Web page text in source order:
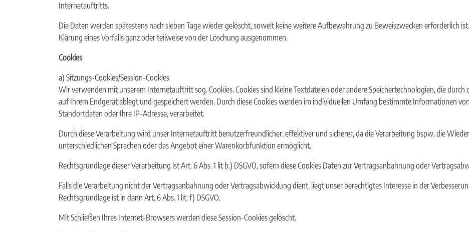
Internetauftritts.
Die Daten werden spätestens nach sieben Tage wieder gelöscht, soweit keine weitere Aufbewahrung zu Beweiszwecken erforderlich
Klärung eines Vorfalls ganz oder teilweise von der Löschung ausgenommen.
Cookies
a) Sitzungs-Cookies/Session-Cookies
Wir verwenden mit unserem Internetauftritt sog. Cookies. Cookies sind kleine Textdateien oder andere Speichertechnologien, die
auf Ihrem Endgerät ablegt und gespeichert werden. Durch diese Cookies werden im individuellen Umfang bestimmte Informationen
Standortdaten oder Ihre IP-Adresse, verarbeitet.
Durch diese Verarbeitung wird unser Internetauftritt benutzerfreundlicher, effektiver und sicherer, da die Verarbeitung bspw. die
unterschiedlichen Sprachen oder das Angebot einer Warenkorbfunktion ermöglicht.
Rechtsgrundlage dieser Verarbeitung ist Art. 6 Abs. 1 lit b.) DSGVO, sofern diese Cookies Daten zur Vertragsanbahnung oder
Falls die Verarbeitung nicht der Vertragsanbahnung oder Vertragsabwicklung dient, liegt unser berechtigtes Interesse in der
Rechtsgrundlage ist in dann Art. 6 Abs. 1 lit. f) DSGVO.
Mit Schließen Ihres Internet-Browsers werden diese Session-Cookies gelöscht.